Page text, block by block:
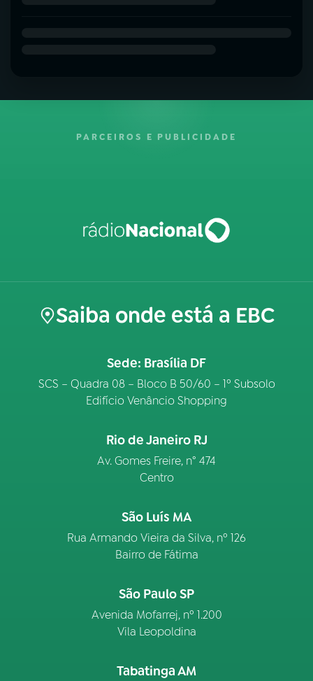
PARCEIROS E PUBLICIDADE
Saiba onde está a EBC
Sede: Brasília DF
SCS – Quadra 08 – Bloco B 50/60 – 1º Subsolo
Edifício Venâncio Shopping
Rio de Janeiro RJ
Av. Gomes Freire, n° 474
Centro
São Luís MA
Rua Armando Vieira da Silva, nº 126
Bairro de Fátima
São Paulo SP
Avenida Mofarrej, nº 1.200
Vila Leopoldina
Tabatinga AM